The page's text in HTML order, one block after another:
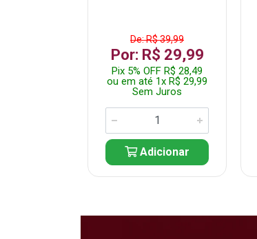
De: R$ 39,99
Por: R$ 29,99
Pix 5% OFF R$ 28,49
ou em até 1x R$ 29,99
Sem Juros
Adicionar